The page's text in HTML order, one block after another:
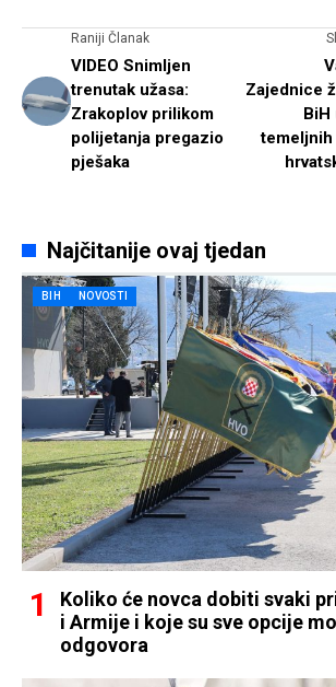
Raniji Članak
VIDEO Snimljen
trenutak užasa:
Zrakoplov prilikom
polijetanja pregazio
pješaka
Zajednice
BiH
Najčitanije ovaj tjedan
BIH NOVOSTI
Koliko će novca dobiti svaki
i Armije i koje su sve opcije
odgovora